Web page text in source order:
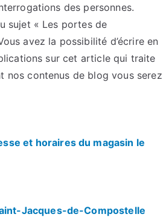
des personnes.
sujet « Les portes de
avez la possibilité d’écrire en
sur cet article qui traite
nos contenus de blog vous serez
et horaires du magasin le
Jacques-de-Compostelle